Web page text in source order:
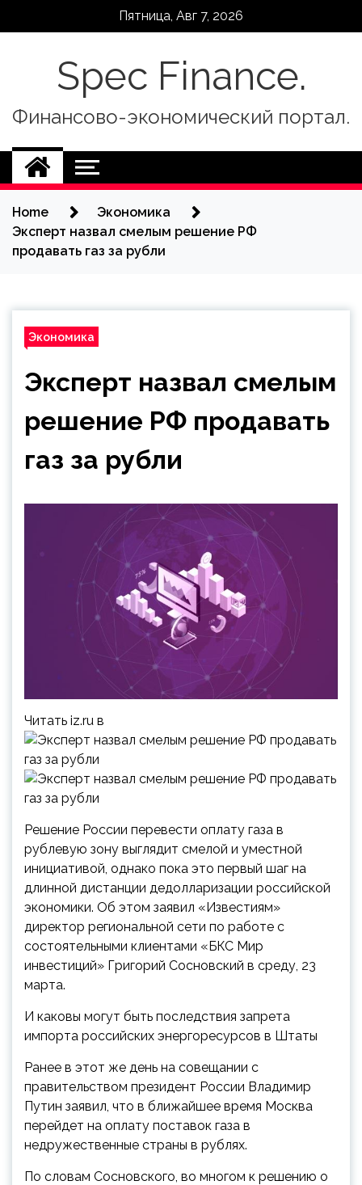
Пятница, Авг 7, 2026
Spec Finance.
Финансово-экономический портал.
Home
Экономика
Эксперт назвал смелым решение РФ
продавать газ за рубли
Экономика
Эксперт назвал смелым
решение РФ продавать
газ за рубли
Читать iz.ru в
Решение России перевести оплату газа в
рублевую зону выглядит смелой и уместной
инициативой, однако пока это первый шаг на
длинной дистанции дедолларизации российской
экономики. Об этом заявил «Известиям»
директор региональной сети по работе с
состоятельными клиентами «БКС Мир
инвестиций» Григорий Сосновский в среду, 23
марта.
И каковы могут быть последствия запрета
импорта российских энергоресурсов в Штаты
Ранее в этот же день на совещании с
правительством президент России Владимир
Путин заявил, что в ближайшее время Москва
перейдет на оплату поставок газа в
недружественные страны в рублях.
По словам Сосновского, во многом к решению о